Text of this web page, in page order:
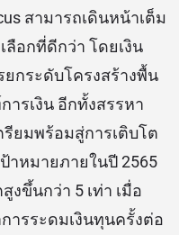
สามารถเดินหน้าเต็ม
ลือกที่ดีกว่า โดยเงิน
กระดับโครงสร้างพื้น
รเงิน อีกทั้งสรรหา
ยมพร้อมสู่การเติบโต
าหมายภายในปี 2565
งขึ้นกว่า 5 เท่า เมื่อ
ารระดมเงินทุนครั้งต่อ